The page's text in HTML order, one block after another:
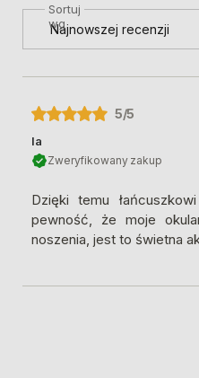
Sortuj
wg
5/5
la
Zweryfikowany zakup
Dzięki temu
pewność, że moje
noszenia, jest to świetna